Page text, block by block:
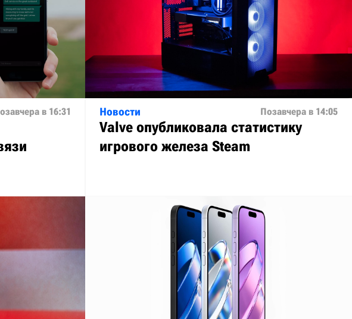
в 16:31 Новости Позавчера в 14:05
Valve опубликовала статистику
игрового железа Steam